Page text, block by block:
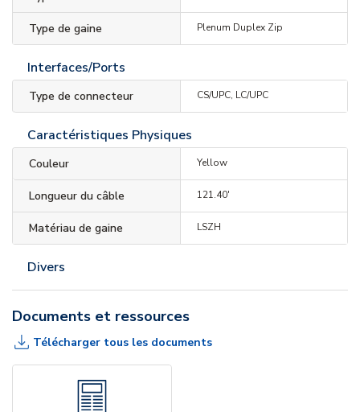
Type de gaine Plenum Duplex Zip
Interfaces/Ports
Type de connecteur CS/UPC, LC/UPC
Caractéristiques Physiques
Couleur Yellow
Longueur du câble 121.40'
Matériau de gaine LSZH
Divers
Documents et ressources
Télécharger tous les documents